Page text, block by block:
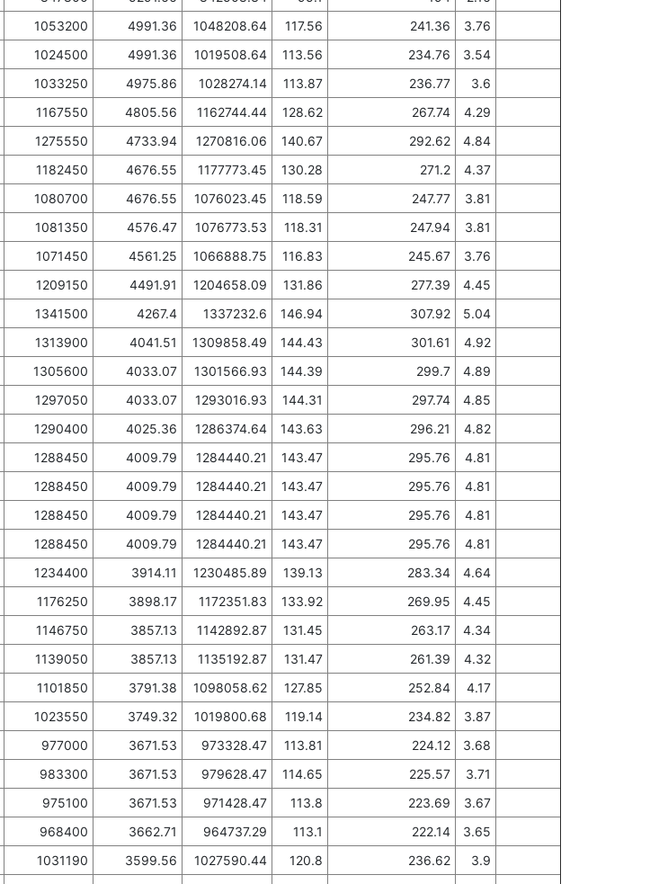
1053200 4991.36 1048208.64 117.56 241.36
3.76
1024500 4991.36 1019508.64 113.56 234.76
3.54
1033250 4975.86 1028274.14 113.87 236.77
3.6
1167550 4805.56 1162744.44 128.62 267.74
4.29
1275550 4733.94 1270816.06 140.67 292.62
4.84
1182450 4676.55 1177773.45 130.28 271.2
4.37
1080700 4676.55 1076023.45 118.59 247.77
3.81
1081350 4576.47 1076773.53 118.31 247.94
3.81
1071450 4561.25 1066888.75 116.83 245.67
3.76
1209150 4491.91 1204658.09 131.86 277.39
4.45
1341500 4267.4 1337232.6 146.94 307.92
5.04
1313900 4041.51 1309858.49 144.43 301.61
4.92
1305600 4033.07 1301566.93 144.39 299.7
4.89
1297050 4033.07 1293016.93 144.31 297.74
4.85
1290400 4025.36 1286374.64 143.63 296.21
4.82
1288450 4009.79 1284440.21 143.47 295.76
4.81
1288450 4009.79 1284440.21 143.47 295.76
4.81
1288450 4009.79 1284440.21 143.47 295.76
4.81
1288450 4009.79 1284440.21 143.47 295.76
4.81
1234400 3914.11 1230485.89 139.13 283.34
4.64
1176250 3898.17 1172351.83 133.92 269.95
4.45
1146750 3857.13 1142892.87 131.45 263.17
4.34
1139050 3857.13 1135192.87 131.47 261.39
4.32
1101850 3791.38 1098058.62 127.85 252.84
4.17
1023550 3749.32 1019800.68 119.14 234.82
3.87
977000 3671.53 973328.47 113.81 224.12
3.68
983300 3671.53 979628.47 114.65 225.57
3.71
975100 3671.53 971428.47 113.8 223.69
3.67
968400 3662.71 964737.29 113.1 222.14
3.65
1031190 3599.56 1027590.44 120.8 236.62
3.9